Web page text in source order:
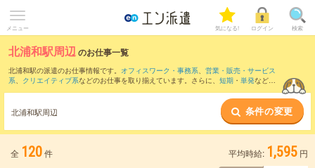
メニュー 気になる! ログイン 検索
北浦和駅周辺のお仕事一覧
北浦和駅の派遣のお仕事情報です。 オフィスワーク・事務系、 営業・販売・サービス
系、 クリエイティブ系などのお仕事を取り揃えています。さらに、 短期 ・ 単発などの
また、大宮(埼玉県)駅 北大宮駅 など近隣駅のお
仕事もご確認いただけます。
北浦和駅周辺 条件の変更
全 120件 平均時給: 1,595 円